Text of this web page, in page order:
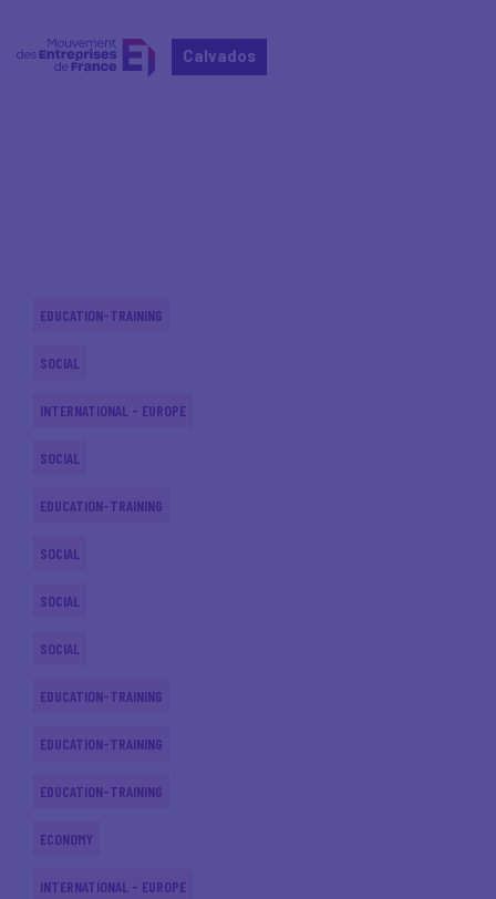
Calvados
EDUCATION-TRAINING
SOCIAL
INTERNATIONAL - EUROPE
SOCIAL
EDUCATION-TRAINING
SOCIAL
SOCIAL
SOCIAL
EDUCATION-TRAINING
EDUCATION-TRAINING
EDUCATION-TRAINING
ECONOMY
INTERNATIONAL - EUROPE